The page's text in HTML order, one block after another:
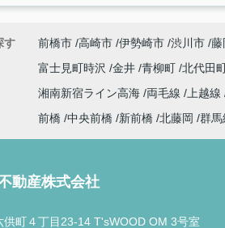
す 前橋市 高崎市 伊勢崎市 渋川市 藤
富士見町時沢 金井 青柳町 北代田
湘南新宿ライン高海 両毛線 上越線
前橋 中央前橋 新前橋 北藤岡 群馬
動産株式会社
町４丁目23‐14 T'sWOOD OM 3号室